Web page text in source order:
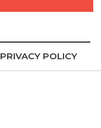
PRIVACY POLICY